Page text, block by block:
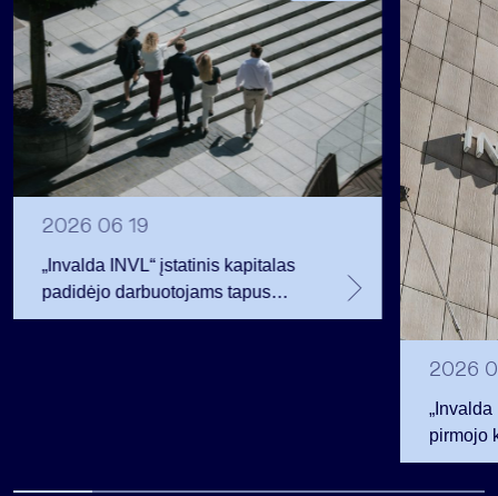
2026 06 19
„Invalda INVL“ įstatinis kapitalas
padidėjo darbuotojams tapus
akcininkais
2026
pirmojo
256,3